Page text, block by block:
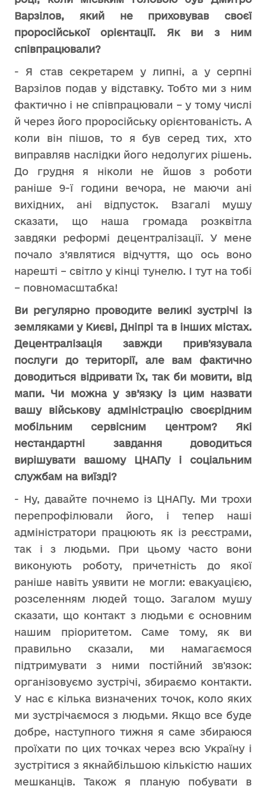
Варзілов, який не приховував своєї
проросійської орієнтації. Як ви з ним
співпрацювали?
- Я став секретарем у липні, а у серпні
Варзілов подав у відставку. Тобто ми з ним
фактично і не співпрацювали – у тому числі
й через його проросійську орієнтованість. А
коли він пішов, то я був серед тих, хто
виправляв наслідки його недолугих рішень.
До грудня я ніколи не йшов з роботи
раніше 9-ї години вечора, не маючи ані
вихідних, ані відпусток. Взагалі мушу
сказати, що наша громада розквітла
завдяки реформі децентралізації. У мене
почало з’являтися відчуття, що ось воно
нарешті – світло у кінці тунелю. І тут на тобі
– повномасштабка!
Ви регулярно проводите великі зустрічі із
земляками у Києві, Дніпрі та в інших містах.
Децентралізація завжди прив'язувала
послуги до території, але вам фактично
доводиться відривати їх, так би мовити, від
мапи. Чи можна у зв’язку із цим назвати
вашу військову адміністрацію своєрідним
мобільним сервісним центром? Які
нестандартні завдання доводиться
вирішувати вашому ЦНАПу і соціальним
службам на виїзді?
- Ну, давайте почнемо із ЦНАПу. Ми трохи
перепрофілювали його, і тепер наші
адміністратори працюють як із реєстрами,
так і з людьми. При цьому часто вони
виконують роботу, причетність до якої
раніше навіть уявити не могли: евакуацією,
розселенням людей тощо. Загалом мушу
сказати, що контакт з людьми є основним
нашим пріоритетом. Саме тому, як ви
правильно сказали, ми намагаємося
підтримувати з ними постійний зв'язок:
організовуємо зустрічі, збираємо контакти.
У нас є кілька визначених точок, коло яких
ми зустрічаємося з людьми. Якщо все буде
добре, наступного тижня я саме збираюся
проїхати по цих точках через всю Україну і
зустрітися з якнайбільшою кількістю наших
мешканців. Також я планую побувати в